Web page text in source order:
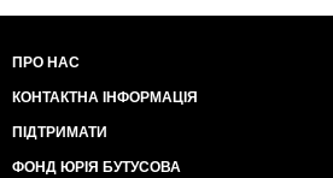
ПРО НАС
КОНТАКТНА ІНФОРМАЦІЯ
ПІДТРИМАТИ
ФОНД ЮРІЯ БУТУСОВА